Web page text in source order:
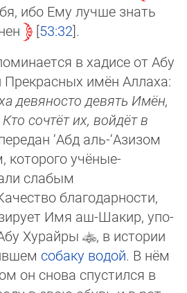
ибо Ему лучше знать
53:32 .
в хадисе от Абу
Прекрасных имён Аллаха:
девяносто де­вять Имён,
сочтёт их, войдёт в
‘Абд аль-‘Азизом
которого учё­ные-
слабым
благодарности,
Имя аш-Шакир, упо­
Хурайры
, в истории
собаку водой. В нём
он снова спус­тил­ся в